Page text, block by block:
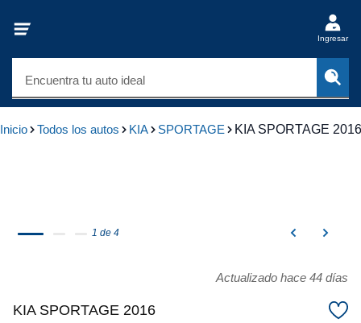
Ingresar
Encuentra tu auto ideal
Inicio Todos los autos KIA SPORTAGE KIA SPORTAGE 2016
1 de 4
Actualizado hace 44 días
KIA SPORTAGE 2016